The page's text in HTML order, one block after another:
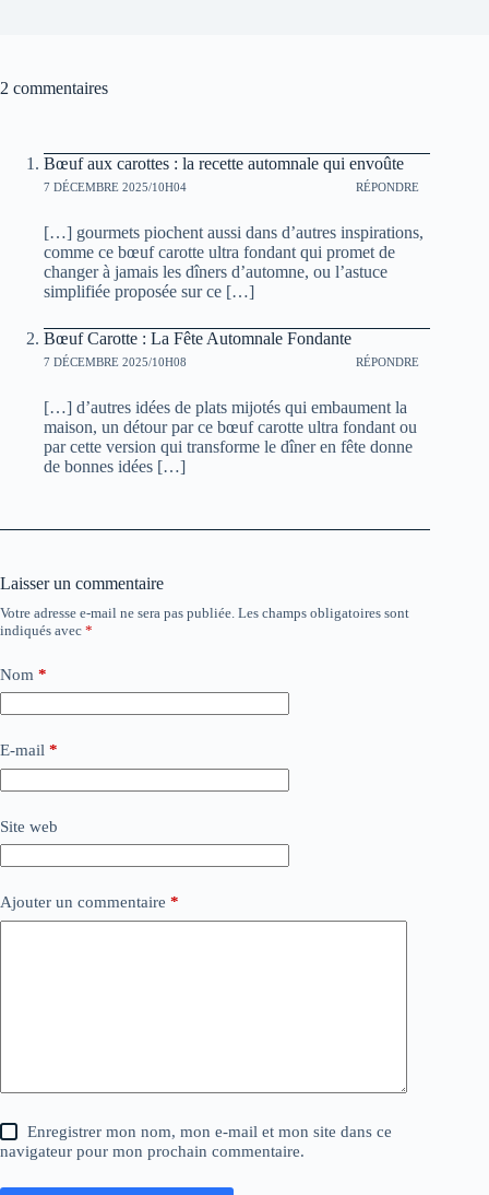
2 commentaires
Bœuf aux carottes : la recette automnale qui envoûte
7 DÉCEMBRE 2025/10H04 RÉPONDRE
[…] gourmets piochent aussi dans d’autres inspirations,
comme ce bœuf carotte ultra fondant qui promet de
changer à jamais les dîners d’automne, ou l’astuce
simplifiée proposée sur ce […]
Bœuf Carotte : La Fête Automnale Fondante
7 DÉCEMBRE 2025/10H08 RÉPONDRE
[…] d’autres idées de plats mijotés qui embaument la
maison, un détour par ce bœuf carotte ultra fondant ou
par cette version qui transforme le dîner en fête donne
de bonnes idées […]
Laisser un commentaire
Votre adresse e-mail ne sera pas publiée. Les champs obligatoires sont
indiqués avec *
Nom *
E-mail *
Site web
Ajouter un commentaire *
Enregistrer mon nom, mon e-mail et mon site dans ce
navigateur pour mon prochain commentaire.